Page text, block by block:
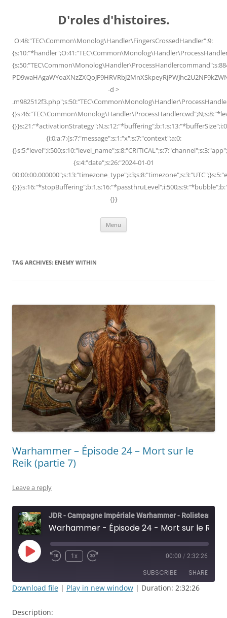
D'roles d'histoires.
O:48:"TEC\Common\Monolog\Handler\FingersCrossedHandler":9:
-d >
{i:0;a:7:{s:7:"message";s:1:"x";s:7:"context";a:0:
{s:4:"date";s:26:"2024-01-01
{}}
Menu
TAG ARCHIVES: ENEMY WITHIN
Warhammer – Épisode 24 – Mort sur le
Reik (partie 7)
Leave a reply
JDR - Campagne Impériale Warhammer - Rolisteam
Play
Episode
Rewind
1x
Fast
seconds
00:00 / 2:32:26
SUBSCRIBE SHARE
RSS FEED
Download file | Play in new window | Duration: 2:32:26
Description: